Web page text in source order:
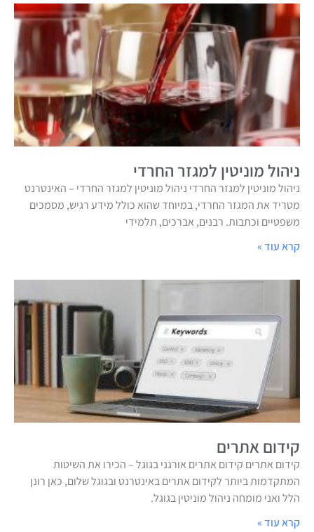
ניהול מוניטין למגזר החרדי
ניהול מוניטין למגזר החרדי ניהול מוניטין למגזר החרדי – האינטרנט
מטריד את המגזר החרדי, במיוחד שהוא כולל מידע רגיש, מסמכים
משפטיים וכתבות. רבנים, אברכים, תלמידי
קרא עוד »
קידום אתרים
קידום אתרים קידום אתרים אורגני בגוגל – הכירו את השיטות
המתקדמות ביותר לקידום אתרים באינטרנט ובגוגל שלום, כאן רונן
הלל ואני מומחה ניהול מוניטין בגוגל.
קרא עוד »